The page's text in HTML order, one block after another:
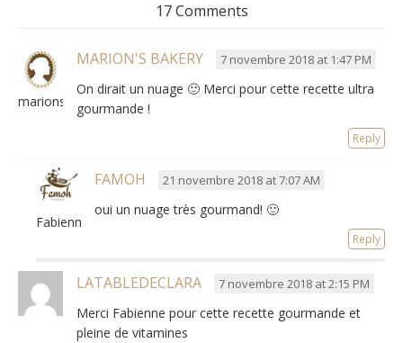
17 Comments
marionsbky
MARION'S BAKERY 7 novembre 2018 at 1:47 PM
On dirait un nuage 🙂 Merci pour cette recette ultra
gourmande !
Reply
Fabienne
FAMOH 21 novembre 2018 at 7:07 AM
oui un nuage très gourmand! 🙂
Reply
LATABLEDECLARA 7 novembre 2018 at 2:15 PM
Merci Fabienne pour cette recette gourmande et
pleine de vitamines